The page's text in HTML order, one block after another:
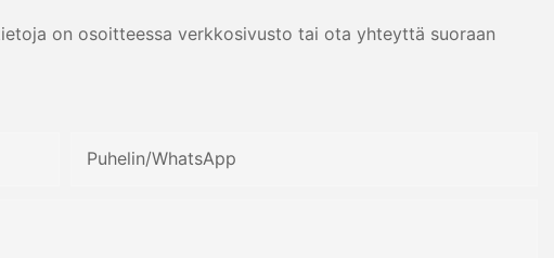
on osoitteessa verkkosivusto tai ota yhteyttä suoraan
Puhelin/WhatsApp